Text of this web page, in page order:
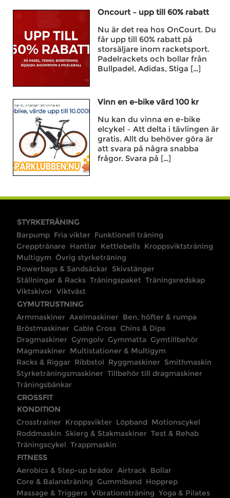
Oncourt – upp till 60% rabatt
Nu är det rea hos OnCourt. Du
får upp till 60% rabatt på
storsäljare inom racketsport.
Padelrackets och bollar från
Bullpadel, Adidas, Stiga […]
Vinn en e-bike värd 100 kr
Nu kan du vinna en e-bike
elcykel – Att delta i tävlingen är
gratis. Allt du behöver göra är
att svara på några snabba
frågor. Svara på […]
STYRKETRÄNING
Barpump Fria vikter Funktionell träning
Grepptränare Hantlar Kettlebells Kroppsviktsträning
Multigym Övrig styrketräning
Powerbags & Sandsäckar Skivstänger
Ställningar & Racks Träningspaket Träningsredskap
Viktskivor Viktväst
GYMUTRUSTNING
Armmaskiner Axelmaskiner Ben, höfter & rumpa
Bröstmaskiner Cable Cross Chins & Dips
Dragmaskiner Gymgolv Gymmatta Gymtillbehör
Magmaskiner Multistationer & Multigym
Racks & Riggar Ribbstol Ryggmaskiner Smithmaskin
Styrketräningsmaskiner Tillbehör till dragmaskiner
Träningsbänkar
CROSSFIT
KONDITION
Crosstrainer Kroppsvikter Löpband Motionscykel
Roddmaskin Skierg & Stakmaskiner Test & Rehab
Träningscykel Trappmaskin
FITNESS
Aerobics & Step-up brädor Airtrack Bollar
Core & Balansträning Gummiband Hopprep
Massage & Triggers Vibrationsträning Yoga & Pilates